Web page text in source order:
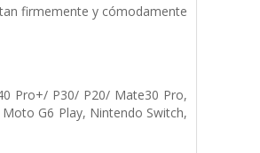
firmemente y cómodamente
Pro+/ P30/ P20/ Mate30 Pro,
G6 Play, Nintendo Switch,